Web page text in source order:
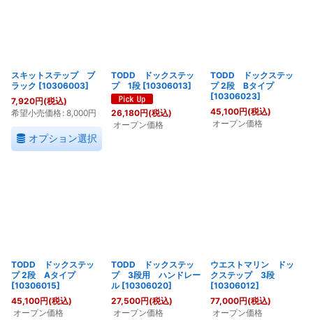
スキットステップ ブ
ラック [10306003]
7,920円(税込)
希望小売価格: 8,000円
オプション選択
TODD ドックステッ
プ 1段 [10306013]
26,180円(税込)
オープン価格
TODD ドックステッ
プ 2段 Bタイプ
[10306023]
45,100円(税込)
オープン価格
TODD ドックステッ
プ 2段 Aタイプ
[10306015]
45,100円(税込)
オープン価格
TODD ドックステッ
プ 3段用 ハンドレー
ル [10306020]
27,500円(税込)
オープン価格
ウエストマリン ドッ
クステップ 3段
[10306012]
77,000円(税込)
オープン価格